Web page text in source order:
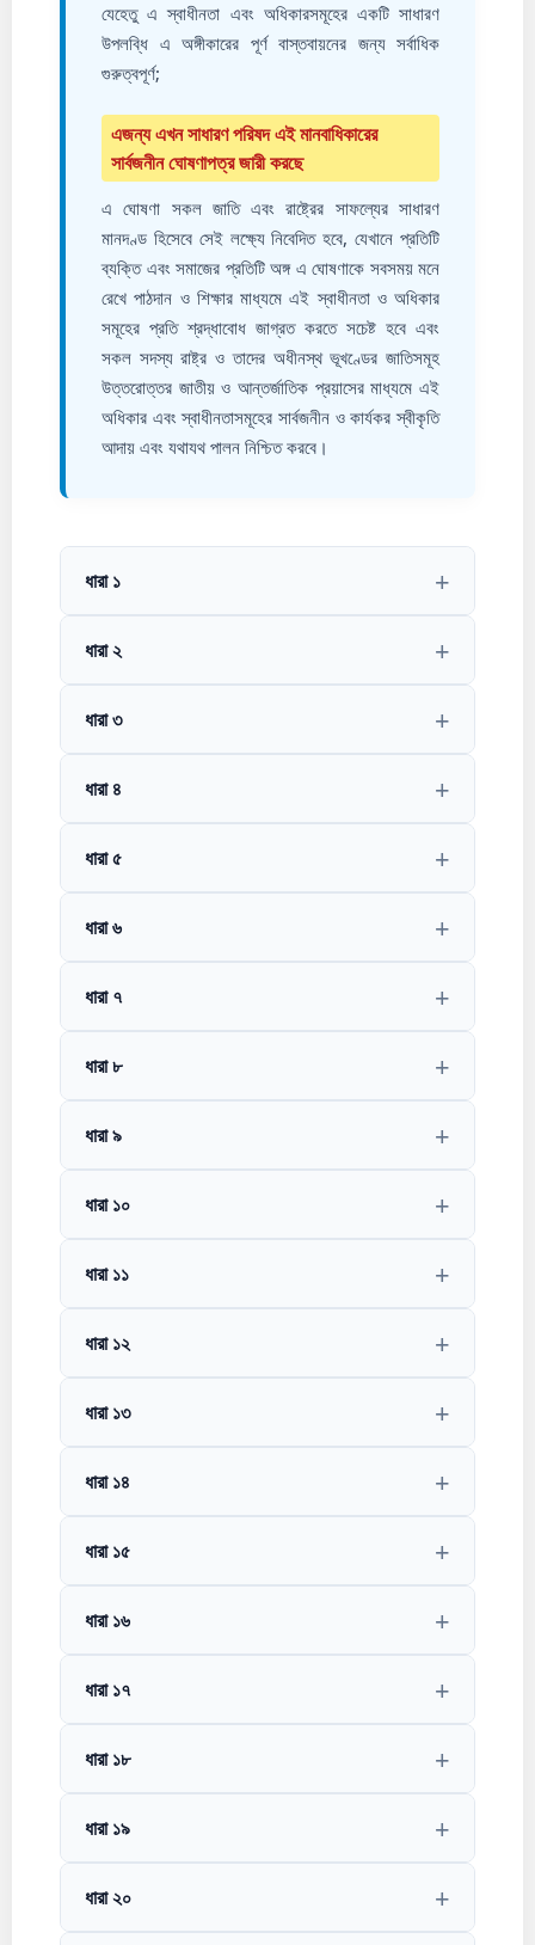
যেহেতু এ স্বাধীনতা এবং অধিকারসমূহের একটি সাধারণ
উপলব্ধি এ অঙ্গীকারের পূর্ণ বাস্তবায়নের জন্য সর্বাধিক
গুরুত্বপূর্ণ;
এজন্য এখন সাধারণ পরিষদ এই মানবাধিকারের
সার্বজনীন ঘোষণাপত্র জারী করছে
এ ঘোষণা সকল জাতি এবং রাষ্ট্রের সাফল্যের সাধারণ
মানদণ্ড হিসেবে সে‌ই লক্ষ্যে নিবেদিত হবে, যেখানে প্রতিটি
ব্যক্তি এবং সমাজের প্রতিটি অঙ্গ এ ঘোষণাকে সবসময় মনে
রেখে পাঠদান ও শিক্ষার মাধ্যমে এ‌ই স্বাধীনতা ও অধিকার
সমূহের প্রতি শ্রদ্ধাবোধ জাগ্রত করতে সচেষ্ট হবে এবং
সকল সদস্য রাষ্ট্র ও তাদের অধীনস্থ ভূখণ্ডের জাতিসমূহ
উত্তরোত্তর জাতীয় ও আন্তর্জাতিক প্রয়াসের মাধ্যমে এ‌ই
অধিকার এবং স্বাধীনতাসমূহের সার্বজনীন ও কার্যকর স্বীকৃতি
আদায় এবং যথাযথ পালন নিশ্চিত করবে।
ধারা ১
ধারা ২
ধারা ৩
ধারা ৪
ধারা ৫
ধারা ৬
ধারা ৭
ধারা ৮
ধারা ৯
ধারা ১০
ধারা ১১
ধারা ১২
ধারা ১৩
ধারা ১৪
ধারা ১৫
ধারা ১৬
ধারা ১৭
ধারা ১৮
ধারা ১৯
ধারা ২০